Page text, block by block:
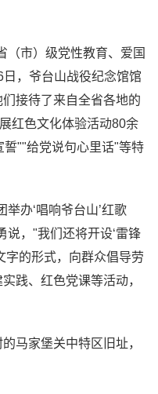
（市）级党性教育、爱国
，爷台山战役纪念馆馆
接待了来自全省各地的
红色文化体验活动80余
""给党说句心里话"等特
办‘唱响爷台山’红歌
说，"我们还将开设‘雷锋
字的形式，向群众倡导劳
践、红色党课等活动，
马家堡关中特区旧址，